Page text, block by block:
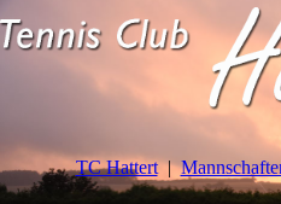
TC Hattert